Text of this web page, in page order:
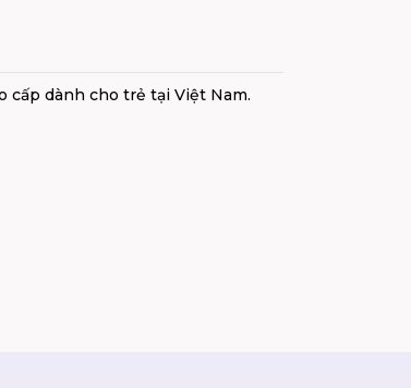
cấp dành cho trẻ tại Việt Nam.